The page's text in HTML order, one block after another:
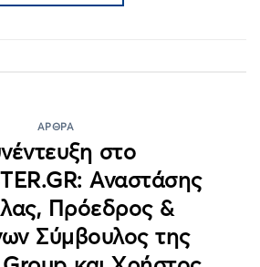
ΆΡΘΡΑ
στο
Αναστάσης
Πρόεδρος &
Σύμβουλος της